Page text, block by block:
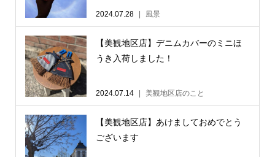
2024.07.28 風景
【美観地区店】デニムカバーのミニほ
うき入荷しました！
2024.07.14 美観地区店のこと
【美観地区店】あけましておめでとう
ございます